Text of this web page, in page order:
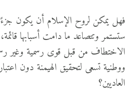
فهل يمكن لروح الإسلام أن يكون
ستستمر وتتصاعد ما دامت أسبابها
الاختطاف من قبل قوى رسمية وغير
ووطنية تسعى لتحقيق الهيمنة دون اعتبار
العاديين؟